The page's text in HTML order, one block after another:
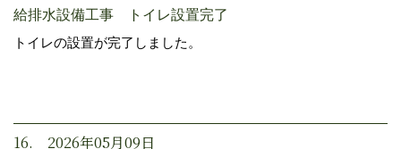
給排水設備工事 トイレ設置完了
トイレの設置が完了しました。
16. 2026年05月09日